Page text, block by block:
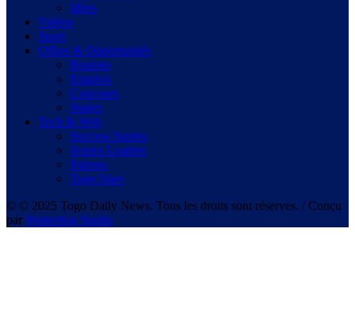
Idées
Vidéos
Sport
Offres & Opportunités
Bourses
Emplois
Concours
Stages
Tech & Web
Success Stories
Jeunes Leaders
Patrons
Togo Stars
© © 2025 Togo Daily News. Tous les droits sont réserves. / Conçu
par Warketing Studio